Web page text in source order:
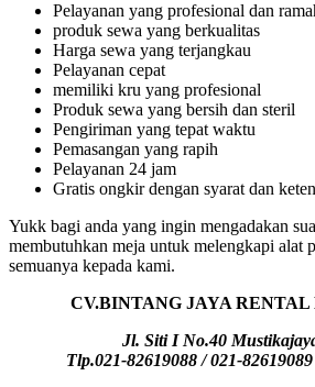
Pelayanan yang profesional dan
produk sewa yang berkualitas
Harga sewa yang terjangkau
Pelayanan cepat
memiliki kru yang profesional
Produk sewa yang bersih dan steril
Pengiriman yang tepat waktu
Pemasangan yang rapih
Pelayanan 24 jam
Gratis ongkir dengan syarat dan
Yukk bagi anda yang ingin mengadakan
membutuhkan meja untuk melengkapi alat
semuanya kepada kami.
CV.BINTANG JAYA
Jl. Siti I No.40
Tlp.021-82619088 / 021-